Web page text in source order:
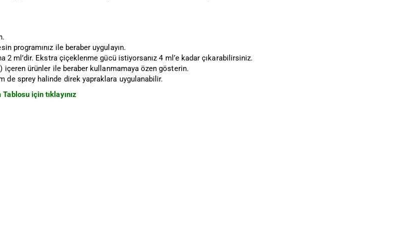
programınız ile beraber uygulayın.
2 ml’dir. Ekstra çiçeklenme gücü istiyorsanız 4 ml’e kadar çıkarabilirsiniz.
içeren ürünler ile beraber kullanmamaya özen gösterin.
de sprey halinde direk yapraklara uygulanabilir.
için tıklayınız